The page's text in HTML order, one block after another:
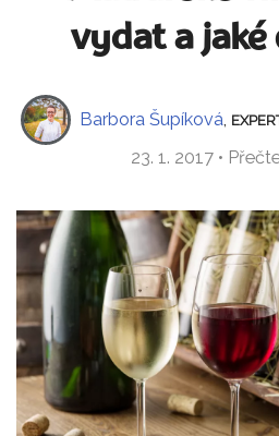
vydat a jaké
Barbora Šupíková
23. 1. 2017 •